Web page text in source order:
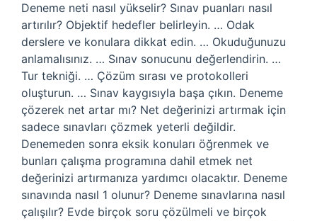
Deneme neti nasıl yükselir? Sınav puanları nasıl
artırılır? Objektif hedefler belirleyin. … Odak
derslere ve konulara dikkat edin. … Okuduğunuzu
anlamalısınız. … Sınav sonucunu değerlendirin. …
Tur tekniği. … Çözüm sırası ve protokolleri
oluşturun. … Sınav kaygısıyla başa çıkın. Deneme
çözerek net artar mı? Net değerinizi artırmak için
sadece sınavları çözmek yeterli değildir.
Denemeden sonra eksik konuları öğrenmek ve
bunları çalışma programına dahil etmek net
değerinizi artırmanıza yardımcı olacaktır. Deneme
sınavında nasıl 1 olunur? Deneme sınavlarına nasıl
çalışılır? Evde birçok soru çözülmeli ve birçok